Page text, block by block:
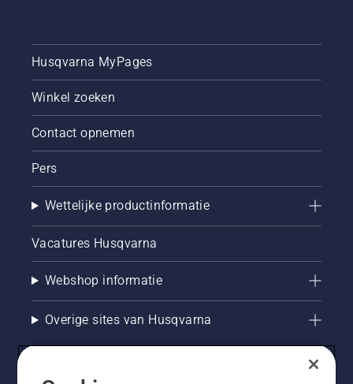
Husqvarna MyPages
Winkel zoeken
Contact opnemen
Pers
Wettelijke productinformatie
Vacatures Husqvarna
Webshop informatie
Overige sites van Husqvarna